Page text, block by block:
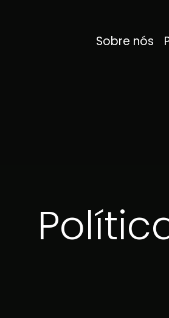
Sobre nós